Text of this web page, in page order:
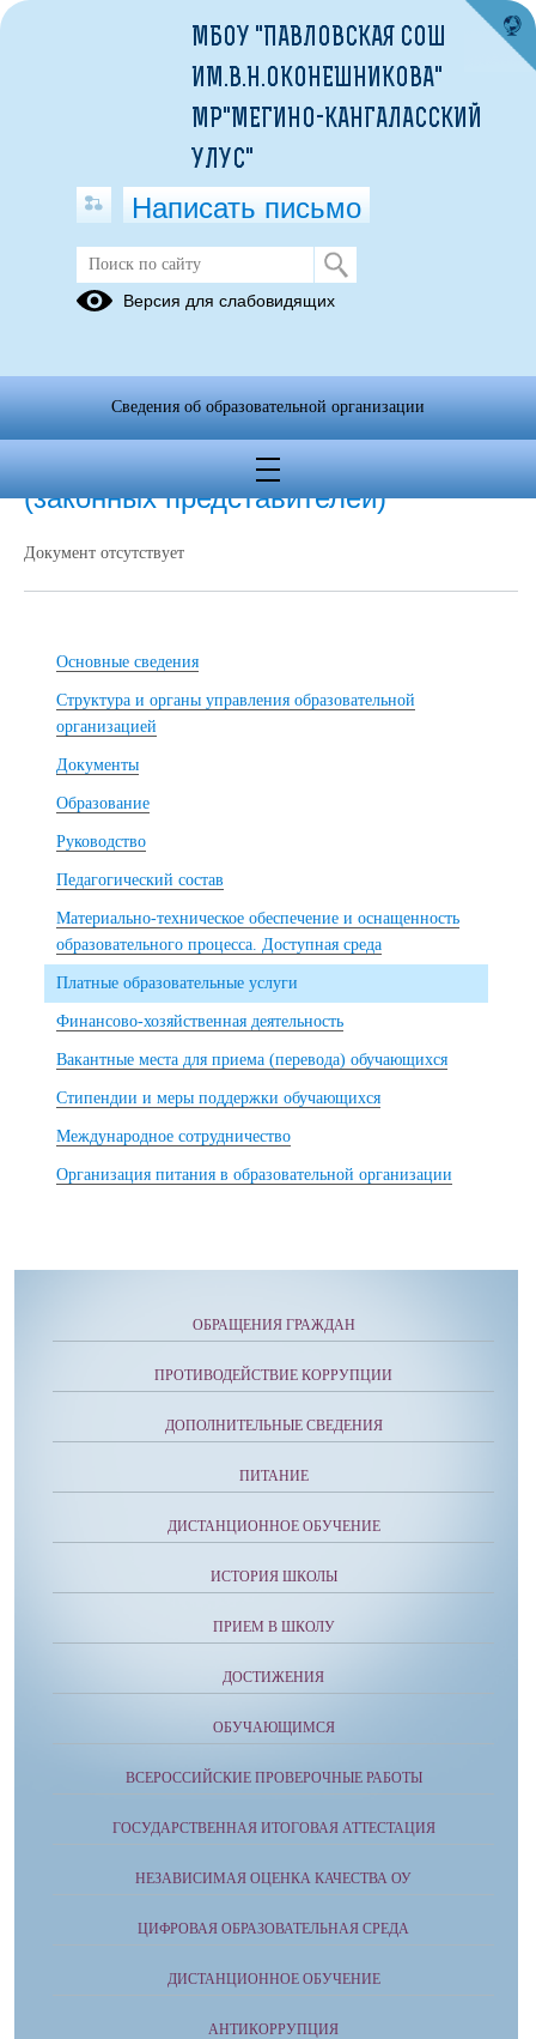
Платные образовательные услуги
Документ об установлении размера
платы, взимаемой с родителей
(законных представителей)
Документ отсутствует
Основные сведения
Структура и органы управления образовательной
организацией
Документы
Образование
Руководство
Педагогический состав
Материально-техническое обеспечение и оснащенность
образовательного процесса. Доступная среда
Платные образовательные услуги
Финансово-хозяйственная деятельность
Вакантные места для приема (перевода) обучающихся
Стипендии и меры поддержки обучающихся
Международное сотрудничество
Организация питания в образовательной организации
ОБРАЩЕНИЯ ГРАЖДАН
ПРОТИВОДЕЙСТВИЕ КОРРУПЦИИ
ДОПОЛНИТЕЛЬНЫЕ СВЕДЕНИЯ
ПИТАНИЕ
ДИСТАНЦИОННОЕ ОБУЧЕНИЕ
ИСТОРИЯ ШКОЛЫ
ПРИЕМ В ШКОЛУ
ДОСТИЖЕНИЯ
ОБУЧАЮЩИМСЯ
ВСЕРОССИЙСКИЕ ПРОВЕРОЧНЫЕ РАБОТЫ
ГОСУДАРСТВЕННАЯ ИТОГОВАЯ АТТЕСТАЦИЯ
НЕЗАВИСИМАЯ ОЦЕНКА КАЧЕСТВА ОУ
ЦИФРОВАЯ ОБРАЗОВАТЕЛЬНАЯ СРЕДА
ДИСТАНЦИОННОЕ ОБУЧЕНИЕ
АНТИКОРРУПЦИЯ
МБОУ "ПАВЛОВСКАЯ СОШ
ИМ.В.Н.ОКОНЕШНИКОВА"
МР"МЕГИНО-КАНГАЛАССКИЙ
УЛУС"
Написать письмо
Версия для слабовидящих
Сведения об образовательной организации